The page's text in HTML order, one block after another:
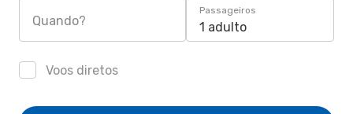
Quando?
Passageiros
1 adulto
Voos diretos